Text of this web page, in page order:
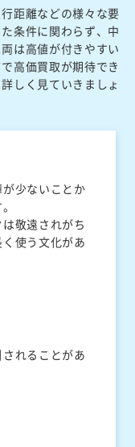
距離などの様々な要
条件に関わらず、中
は高値が付きやすい
高価買取が期待でき
しく見ていきましょ
少ないことか
敬遠されがち
使う文化があ
れることがあ